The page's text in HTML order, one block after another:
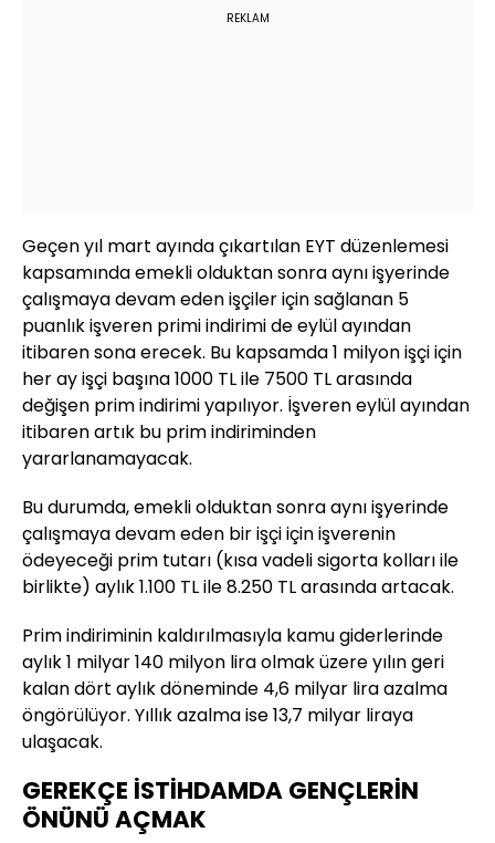
REKLAM
Geçen yıl mart ayında çıkartılan EYT düzenlemesi
kapsamında emekli olduktan sonra aynı işyerinde
çalışmaya devam eden işçiler için sağlanan 5
puanlık işveren primi indirimi de eylül ayından
itibaren sona erecek. Bu kapsamda 1 milyon işçi için
her ay işçi başına 1000 TL ile 7500 TL arasında
değişen prim indirimi yapılıyor. İşveren eylül ayından
itibaren artık bu prim indiriminden
yararlanamayacak.
Bu durumda, emekli olduktan sonra aynı işyerinde
çalışmaya devam eden bir işçi için işverenin
ödeyeceği prim tutarı (kısa vadeli sigorta kolları ile
birlikte) aylık 1.100 TL ile 8.250 TL arasında artacak.
Prim indiriminin kaldırılmasıyla kamu giderlerinde
aylık 1 milyar 140 milyon lira olmak üzere yılın geri
kalan dört aylık döneminde 4,6 milyar lira azalma
öngörülüyor. Yıllık azalma ise 13,7 milyar liraya
ulaşacak.
GEREKÇE İSTİHDAMDA GENÇLERİN
ÖNÜNÜ AÇMAK